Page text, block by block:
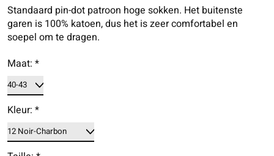
Standaard pin-dot patroon hoge sokken. Het buitenste
garen is 100% katoen, dus het is zeer comfortabel en
soepel om te dragen.
Maat: *
Kleur: *